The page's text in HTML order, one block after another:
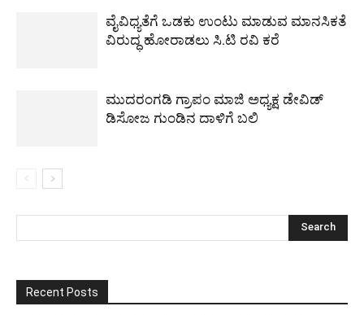
ವೈವಿಧ್ಯತೆಗೆ ಒಡಕು ಉಂಟು ಮಾಡುವ ಮಾನಸಿಕತೆ
ವಿರುದ್ಧ ಹೋರಾಡಲು ಸಿ.ಟಿ ರವಿ ಕರೆ
ಮುದರಂಗಡಿ ಗ್ರಾಪಂ ಮಾಜಿ ಅಧ್ಯಕ್ಷ ಡೇವಿಡ್
ಡಿಸೋಜ ಗುಂಡಿನ ದಾಳಿಗೆ ಬಲಿ
Recent Posts